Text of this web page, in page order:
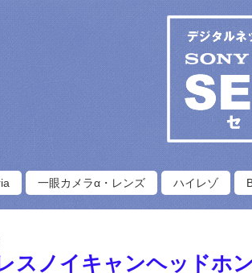
一眼カメラα・レンズ ハイレゾ
スノイキャンヘッドホン